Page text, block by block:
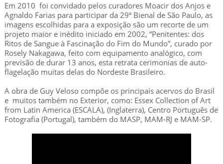
Em 2010 foi convidado pelos curadores Moacir dos Anjos e
Agnaldo Farias para participar da 29ª Bienal de São Paulo, as
imagens escolhidas para a exposição são um recorte de um
projeto maior e inédito iniciado em 2002, “Penitentes: dos
Ritos de Sangue à Fascinação do Fim do Mundo”, curado por
Rosely Nakagawa, feito com equipamento analógico, com
previsão de durar 13 anos, esta retrata cerimonias de auto-
flagelação muitas delas do Nordeste Brasileiro.
A obra de Guy Veloso compõe os principais acervos do Brasil
e muitos também no Exterior, como: Essex Collection of Art
from Latin America (ESCALA), (Inglaterra), Centro Português de
Fotografia (Portugal), também do MASP, MAM-RJ e MAM-SP.